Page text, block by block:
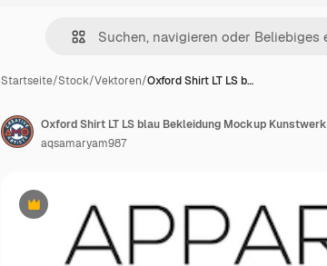
Startseite/Stock/Vektoren/Oxford Shirt LT LS b…
Premium
Oxford Shirt LT LS blau Bekleidung Mockup Kunstwerk
aqsamaryam987